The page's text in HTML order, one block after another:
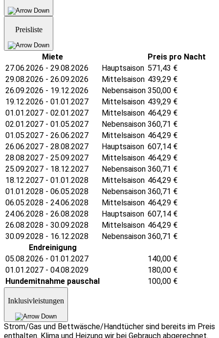
Preisliste
Miete
Preis pro Nacht
27.06.2026 - 29.08.2026
Hauptsaison 571,43 €
29.08.2026 - 26.09.2026
Mittelsaison 439,29 €
26.09.2026 - 19.12.2026
Nebensaison 350,00 €
19.12.2026 - 01.01.2027
Mittelsaison 439,29 €
01.01.2027 - 02.01.2027
Mittelsaison 464,29 €
02.01.2027 - 01.05.2027
Nebensaison 360,71 €
01.05.2027 - 26.06.2027
Mittelsaison 464,29 €
26.06.2027 - 28.08.2027
Hauptsaison 607,14 €
28.08.2027 - 25.09.2027
Mittelsaison 464,29 €
25.09.2027 - 18.12.2027
Nebensaison 360,71 €
18.12.2027 - 01.01.2028
Mittelsaison 464,29 €
01.01.2028 - 06.05.2028
Nebensaison 360,71 €
06.05.2028 - 24.06.2028
Mittelsaison 464,29 €
24.06.2028 - 26.08.2028
Hauptsaison 607,14 €
26.08.2028 - 30.09.2028
Mittelsaison 464,29 €
30.09.2028 - 16.12.2028
Nebensaison 360,71 €
Endreinigung
05.08.2026 - 01.01.2027
140,00 €
01.01.2027 - 04.08.2029
180,00 €
Hundemitnahme pauschal
100,00 €
Inklusivleistungen
Strom/Gas und Bettwäsche/Handtücher sind bereits im Preis
enthalten. Klima und Heizung wir bei Gebrauch abgerechnet.